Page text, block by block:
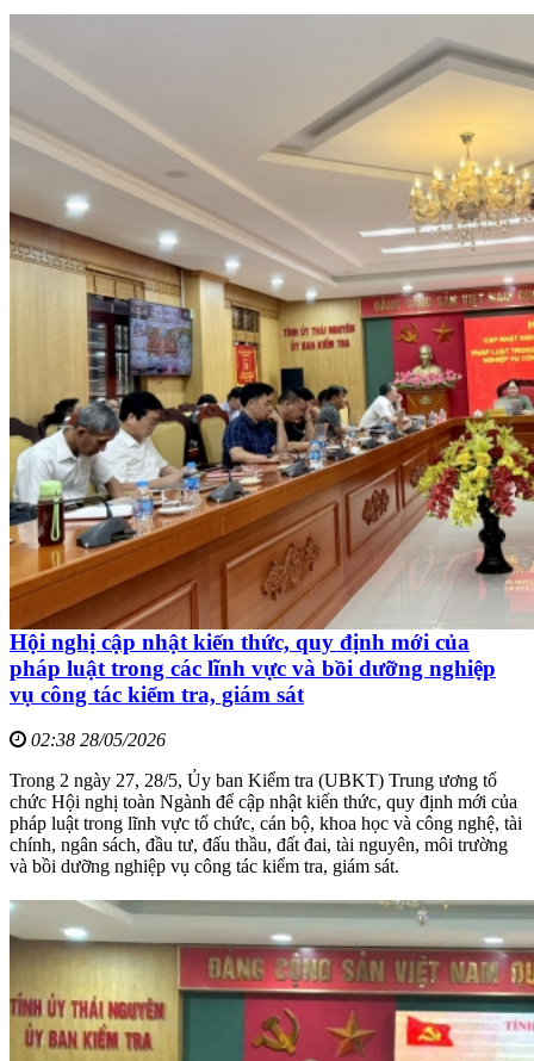
Hội nghị cập nhật kiến thức, quy định mới của
pháp luật trong các lĩnh vực và bồi dưỡng nghiệp
vụ công tác kiểm tra, giám sát
02:38 28/05/2026
Trong 2 ngày 27, 28/5, Ủy ban Kiểm tra (UBKT) Trung ương tổ
chức Hội nghị toàn Ngành để cập nhật kiến thức, quy định mới của
pháp luật trong lĩnh vực tổ chức, cán bộ, khoa học và công nghệ, tài
chính, ngân sách, đầu tư, đấu thầu, đất đai, tài nguyên, môi trường
và bồi dưỡng nghiệp vụ công tác kiểm tra, giám sát.